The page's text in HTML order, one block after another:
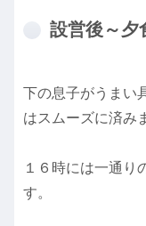
設営後～夕
下の息子がうまい
はスムーズに済み
１６時には一通り
す。